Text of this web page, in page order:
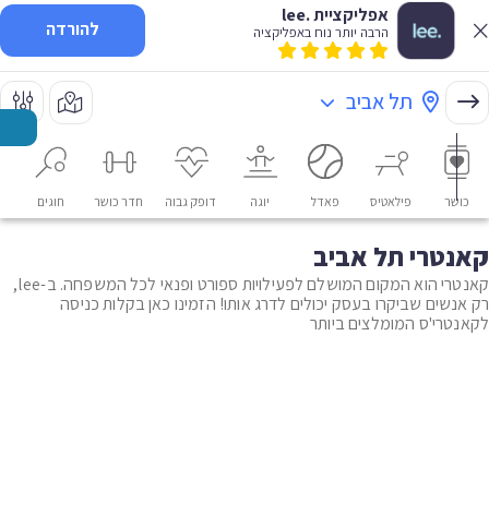
אפליקציית .lee
הרבה יותר נוח באפליקציה להורדה
תל אביב
כושר פילאטיס פאדל יוגה דופק גבוה חדר כושר חוגים
קאנטרי תל אביב
קאנטרי הוא המקום המושלם לפעילויות ספורט ופנאי לכל המשפחה. ב-lee,
רק אנשים שביקרו בעסק יכולים לדרג אותו! הזמינו כאן בקלות כניסה
לקאנטרי'ס המומלצים ביותר